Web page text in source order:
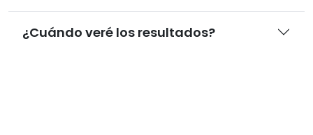
¿Cuándo veré los resultados?